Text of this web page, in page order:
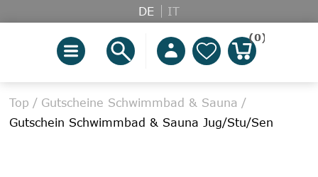
DE IT
(0)
Top / Gutscheine Schwimmbad & Sauna /
Gutschein Schwimmbad & Sauna Jug/Stu/Sen